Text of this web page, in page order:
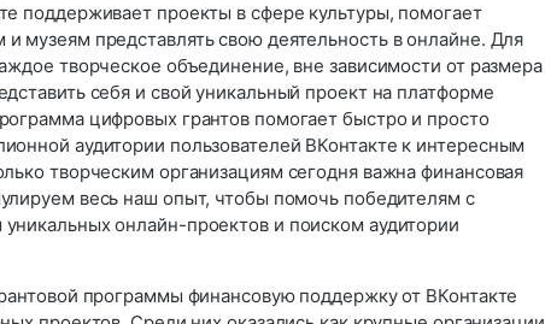
поддерживает проекты в сфере культуры, помогает
музеям представлять свою деятельность в онлайне. Для
творческое объединение, вне зависимости от размера
себя и свой уникальный проект на платформе
цифровых грантов помогает быстро и просто
аудитории пользователей ВКонтакте к интересным
творческим организациям сегодня важна финансовая
весь наш опыт, чтобы помочь победителям с
онлайн-проектов и поиском аудитории
программы финансовую поддержку от ВКонтакте